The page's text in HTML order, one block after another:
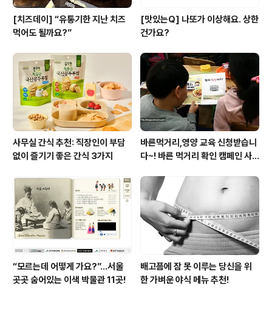
[치즈데이] “유통기한 지난 치즈
먹어도 될까요?”
[맛있는Q] 나또가 이상해요. 상한
건가요?
사무실 간식 추천: 직장인이 부담
없이 즐기기 좋은 간식 3가지
바른먹거리,영양 교육 신청받습니
다~! 바른 먹거리 확인 캠페인 사
“모르는데 어떻게 가요?”...서울
곳곳 숨어있는 이색 박물관 11곳!
배고픔에 잠 못 이루는 당신을 위
한 가벼운 야식 메뉴 추천!